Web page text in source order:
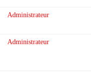
Administrateur
Administrateur